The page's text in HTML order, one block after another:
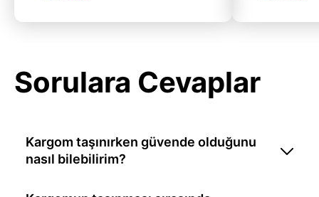
Sorulara Cevaplar
Kargom taşınırken güvende olduğunu
nasıl bilebilirim?